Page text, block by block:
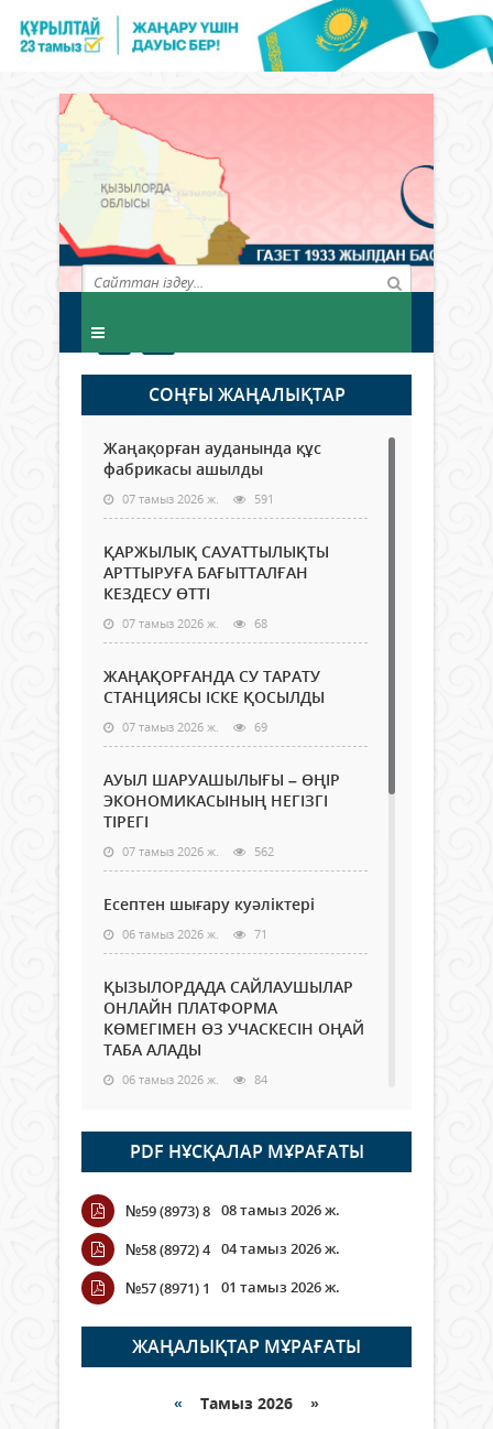
СОҢҒЫ ЖАҢАЛЫҚТАР
Жаңақорған ауданында құс
фабрикасы ашылды
07 тамыз 2026 ж. 591
ҚАРЖЫЛЫҚ САУАТТЫЛЫҚТЫ
АРТТЫРУҒА БАҒЫТТАЛҒАН
КЕЗДЕСУ ӨТТІ
07 тамыз 2026 ж. 68
ЖАҢАҚОРҒАНДА СУ ТАРАТУ
СТАНЦИЯСЫ ІСКЕ ҚОСЫЛДЫ
07 тамыз 2026 ж. 69
АУЫЛ ШАРУАШЫЛЫҒЫ – ӨҢІР
ЭКОНОМИКАСЫНЫҢ НЕГІЗГІ
ТІРЕГІ
07 тамыз 2026 ж. 562
Есептен шығару куәліктері
06 тамыз 2026 ж. 71
ҚЫЗЫЛОРДАДА САЙЛАУШЫЛАР
ОНЛАЙН ПЛАТФОРМА
КӨМЕГІМЕН ӨЗ УЧАСКЕСІН ОҢАЙ
ТАБА АЛАДЫ
06 тамыз 2026 ж. 84
Open Air: Қызылорда облысы
полиция департаменті 20
мыңнан астам көрерменнің
қауіпсіздігін қамтамасыз етті
06 тамыз 2026 ж.
Wi-Fi ҚАБЫРҒА АРҚЫЛЫ ҚАЛАЙ
ӨТЕДІ?
06 тамыз 2026 ж. 261
граждане Казахстана,
PDF НҰСҚАЛАР МҰРАҒАТЫ
№59 (8973) 8 08 тамыз 2026 ж.
№58 (8972) 4 04 тамыз 2026 ж.
№57 (8971) 1
01 тамыз 2026 ж.
ЖАҢАЛЫҚТАР МҰРАҒАТЫ
« Тамыз 2026 »